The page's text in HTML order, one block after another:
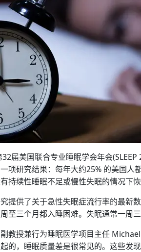
届美国联合专业睡眠学会年会
项研究结果：每年大约25% 的美国人
持续性睡眠不足或慢性失眠的情况下恢
提供了关于急性失眠症流行率的最新
至三个月都入睡困难。失眠通常一周
教授兼行为睡眠医学项目主任
的，睡眠质量差是很常见的。这些发